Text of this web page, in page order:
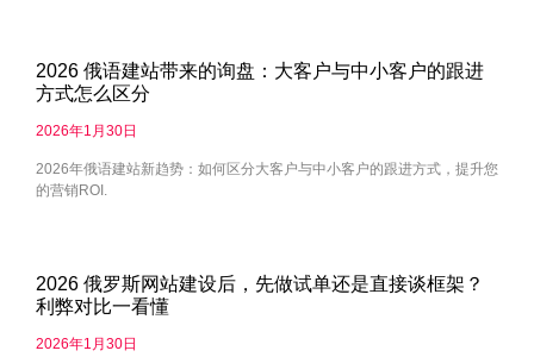
2026 俄语建站带来的询盘：大客户与中小客户的跟进
方式怎么区分
2026年1月30日
2026年俄语建站新趋势：如何区分大客户与中小客户的跟进方式，提升您
的营销ROI.
2026 俄罗斯网站建设后，先做试单还是直接谈框架？
利弊对比一看懂
2026年1月30日